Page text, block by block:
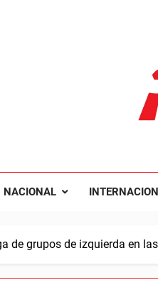
NACIONAL
de grupos de izquierda en